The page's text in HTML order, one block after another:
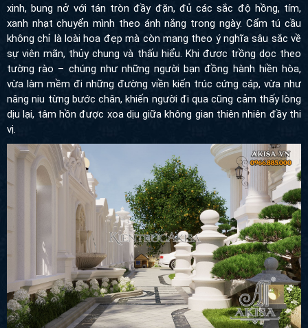
nhạt chuyển mình theo ánh nắng trong ngày. Cẩm tú cầu không
chỉ là loài hoa đẹp mà còn mang theo ý nghĩa sâu sắc về sự viên
mãn, thủy chung và thấu hiểu. Khi được trồng dọc theo tường rào
– chúng như những người bạn đồng hành hiền hòa, vừa làm
mềm đi những đường viền kiến trúc cứng cáp, vừa như nâng niu
từng bước chân, khiến người đi qua cũng cảm thấy lòng dịu lại,
tâm hồn được xoa dịu giữa không gian thiên nhiên đầy thi vị.
Ngay khi bước qua cánh cổng chính, Akisa mong muốn tạo cho